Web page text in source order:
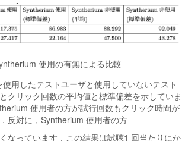
使用の有無による比較
用したテストユーザと使用していないテスト
クリック回数の平均値と標準偏差を示していま
使用者の方が試行回数もクリック時間が
反対に，Syntherium 使用者の方
なっています．この結果は試聴1 回当たりにか